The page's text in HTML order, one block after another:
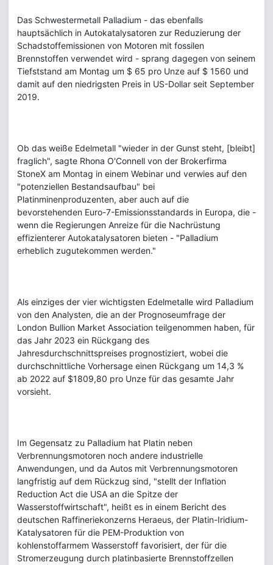
Das Schwestermetall Palladium - das ebenfalls
hauptsächlich in Autokatalysatoren zur Reduzierung der
Schadstoffemissionen von Motoren mit fossilen
Brennstoffen verwendet wird - sprang dagegen von seinem
Tiefststand am Montag um $ 65 pro Unze auf $ 1560 und
damit auf den niedrigsten Preis in US-Dollar seit September
2019.
Ob das weiße Edelmetall "wieder in der Gunst steht, [bleibt]
fraglich", sagte Rhona O'Connell von der Brokerfirma
StoneX am Montag in einem Webinar und verwies auf den
"potenziellen Bestandsaufbau" bei
Platinminenproduzenten, aber auch auf die
bevorstehenden Euro-7-Emissionsstandards in Europa, die -
wenn die Regierungen Anreize für die Nachrüstung
effizienterer Autokatalysatoren bieten - "Palladium
erheblich zugutekommen werden."
Als einziges der vier wichtigsten Edelmetalle wird Palladium
von den Analysten, die an der Prognoseumfrage der
London Bullion Market Association teilgenommen haben, für
das Jahr 2023 ein Rückgang des
Jahresdurchschnittspreises prognostiziert, wobei die
durchschnittliche Vorhersage einen Rückgang um 14,3 %
ab 2022 auf $1809,80 pro Unze für das gesamte Jahr
vorsieht.
Im Gegensatz zu Palladium hat Platin neben
Verbrennungsmotoren noch andere industrielle
Anwendungen, und da Autos mit Verbrennungsmotoren
langfristig auf dem Rückzug sind, "stellt der Inflation
Reduction Act die USA an die Spitze der
Wasserstoffwirtschaft", heißt es in einem Bericht des
deutschen Raffineriekonzerns Heraeus, der Platin-Iridium-
Katalysatoren für die PEM-Produktion von
kohlenstoffarmem Wasserstoff favorisiert, der für die
Stromerzeugung durch platinbasierte Brennstoffzellen